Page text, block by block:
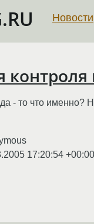
Новости
- то что именно?
17:20:54 +00:00